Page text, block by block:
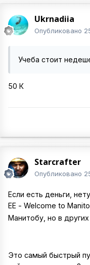
Ukrnadiia
Опубликовано
Учеба стоит
50 К
Starcrafter
Опубликовано
Если есть деньги,
ЕЕ - Welcome to
Манитобу, но в
Это самый быстрый